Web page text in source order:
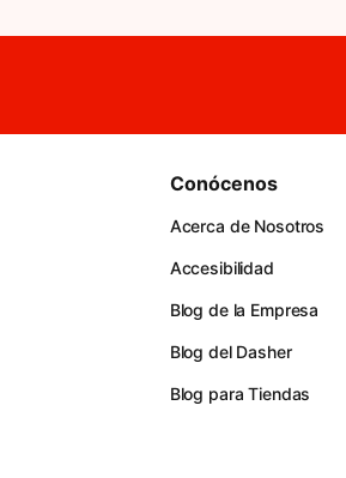
Conócenos
Acerca de Nosotros
Accesibilidad
Blog de la Empresa
Blog del Dasher
Blog para Tiendas